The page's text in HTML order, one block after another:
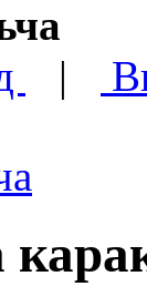
|